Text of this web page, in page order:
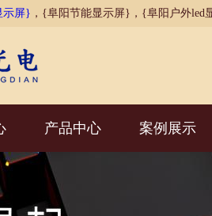
示屏} ，{阜阳节能显示屏}，{阜阳户外led
产品中心 案例展示